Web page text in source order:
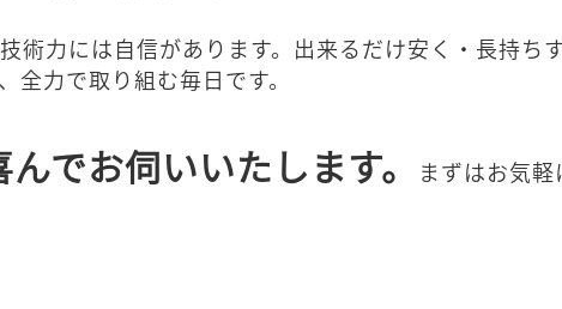
術力には自信があります。出来るだけ安く・長持ち
全力で取り組む毎日です。
んでお伺いいたします。 まずはお気軽